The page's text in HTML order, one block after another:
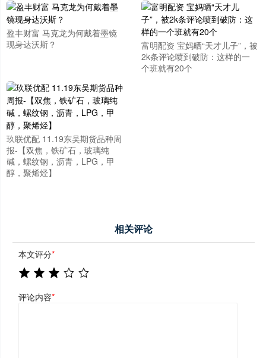
盈丰财富 马克龙为何戴着墨镜
现身达沃斯？
富明配资 宝妈晒“天才儿子”，被
2k条评论喷到破防：这样的一
个班就有20个
玖联优配 11.19东吴期货品种周
报-【双焦，铁矿石，玻璃纯
碱，螺纹钢，沥青，LPG，甲
醇，聚烯烃】
相关评论
本文评分*
评论内容*